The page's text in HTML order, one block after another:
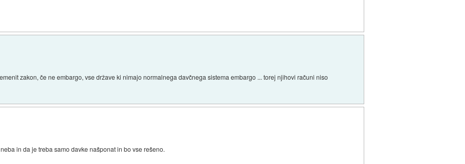
zakon, če ne embargo, vse države ki nimajo normalnega davčnega sistema embargo ... torej njihovi računi niso
in da je treba samo davke našponat in bo vse rešeno.